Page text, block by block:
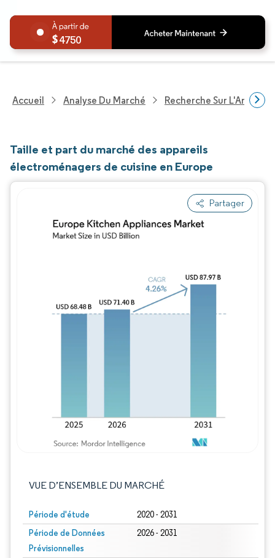
4750
Accueil Analyse Du Marché Recherche Sur
Taille et part du marché des appareils
électroménagers de cuisine en Europe
Partager
VUE D’ENSEMBLE DU MARCHÉ
Période d'étude 2020 - 2031
Période de Données
Prévisionnelles
2026 - 2031